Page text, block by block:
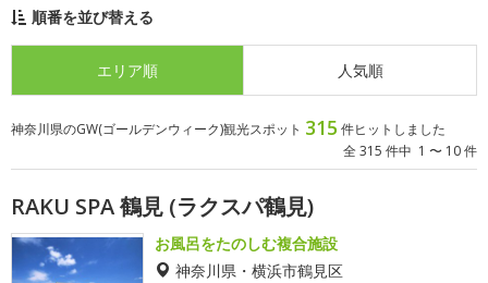
順番を並び替える
エリア順 人気順
神奈川県のGW(ゴールデンウィーク)観光スポット 315 件ヒットしました
全 315 件中 1 〜 10 件
RAKU SPA 鶴見 (ラクスパ鶴見)
お風呂をたのしむ複合施設
神奈川県・横浜市鶴見区